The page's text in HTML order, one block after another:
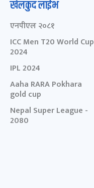
खेलकुद लाईभ
एनपीएल २०८१
ICC Men T20 World Cup
2024
IPL 2024
Aaha RARA Pokhara
gold cup
Nepal Super League -
2080